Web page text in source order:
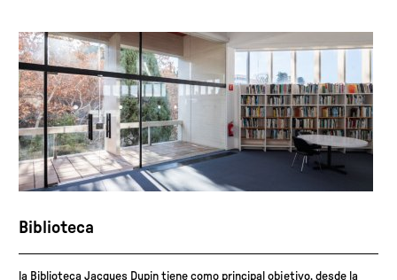
Biblioteca
la Biblioteca Jacques Dupin tiene como principal objetivo, desde la